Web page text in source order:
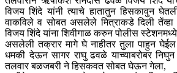
विजय शिंदे यांनी त्याचे हातातुन हिसकावुन
वाकविले व सोबत असलेले मित्राकडे दिली
विजय शिंदे यांना शिवीगाळ करुन पोलीस
असलेली तक्रार मागे घे नाहीतर तुला पाहुन
धमकी देऊन सागर राघु ढवळे याच्याबरोबर
तलवार बळजबरी ने हिसकवत सोबत घेऊन गेला,